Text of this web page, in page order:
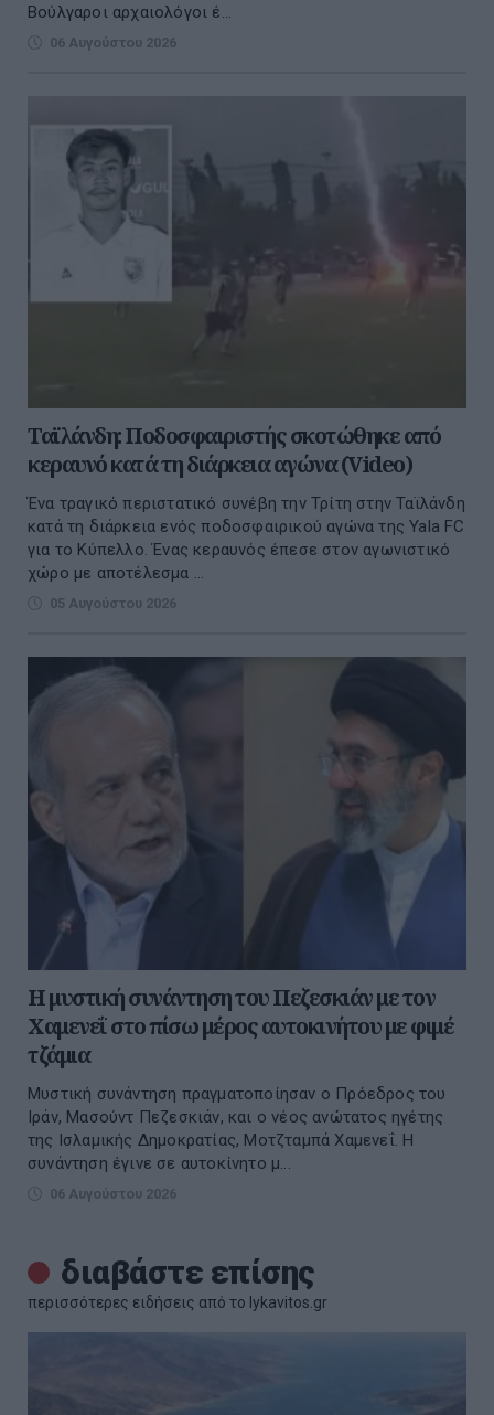
Βούλγαροι αρχαιολόγοι έ...
06 Αυγούστου 2026
Ταϊλάνδη: Ποδοσφαιριστής σκοτώθηκε από
κεραυνό κατά τη διάρκεια αγώνα (Video)
Ένα τραγικό περιστατικό συνέβη την Τρίτη στην Ταϊλάνδη
κατά τη διάρκεια ενός ποδοσφαιρικού αγώνα της Yala FC
για το Κύπελλο. Ένας κεραυνός έπεσε στον αγωνιστικό
χώρο με αποτέλεσμα ...
05 Αυγούστου 2026
Η μυστική συνάντηση του Πεζεσκιάν με τον
Χαμενεΐ στο πίσω μέρος αυτοκινήτου με φιμέ
τζάμια
Μυστική συνάντηση πραγματοποίησαν ο Πρόεδρος του
Ιράν, Μασούντ Πεζεσκιάν, και ο νέος ανώτατος ηγέτης
της Ισλαμικής Δημοκρατίας, Μοτζταμπά Χαμενεΐ. Η
συνάντηση έγινε σε αυτοκίνητο μ...
06 Αυγούστου 2026
διαβάστε επίσης
περισσότερες ειδήσεις από το lykavitos.gr